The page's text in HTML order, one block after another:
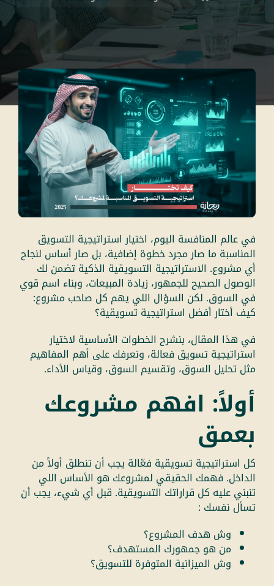
في عالم المنافسة اليوم، اختيار استراتيجية التسويق
المناسبة ما صار مجرد خطوة إضافية، بل صار أساس لنجاح
أي مشروع. الاستراتيجية التسويقية الذكية تضمن لك
الوصول الصحيح للجمهور، زيادة المبيعات، وبناء اسم قوي
في السوق. لكن السؤال اللي يهم كل صاحب مشروع:
كيف أختار أفضل استراتيجية تسويقية؟
في هذا المقال، بنشرح الخطوات الأساسية لاختيار
استراتيجية تسويق فعالة، ونعرفك على أهم المفاهيم
مثل تحليل السوق، وتقسيم السوق، وقياس الأداء.
أولاً: افهم مشروعك
بعمق
كل استراتيجية تسويقية فعّالة يجب أن تنطلق أولاً من
الداخل. فهمك الحقيقي لمشروعك هو الأساس اللي
تنبني عليه كل قراراتك التسويقية. قبل أي شيء، يجب أن
تسأل نفسك :
وش هدف المشروع؟
من هو جمهورك المستهدف؟
وش الميزانية المتوفرة للتسويق؟